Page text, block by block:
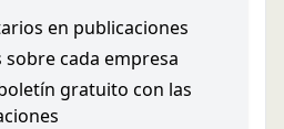
en publicaciones
cada empresa
gratuito con las